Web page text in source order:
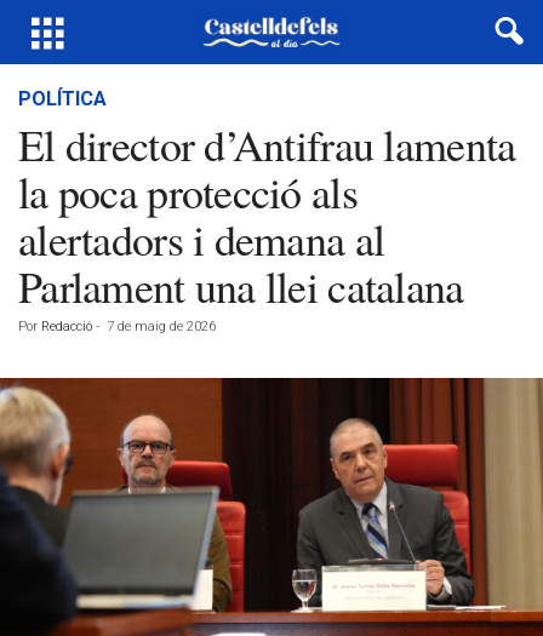
POLÍTICA
El director d’Antifrau lamenta
la poca protecció als
alertadors i demana al
Parlament una llei catalana
Por Redacció - 7 de maig de 2026